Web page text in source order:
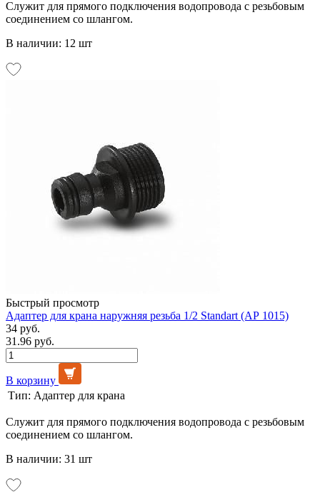
Служит для прямого подключения водопровода с резьбовым
соединением со шлангом.
В наличии: 12 шт
Быстрый просмотр
Адаптер для крана наружняя резьба 1/2 Standart (АР 1015)
34 руб.
31.96 руб.
В корзину
Тип: Адаптер для крана
Служит для прямого подключения водопровода с резьбовым
соединением со шлангом.
В наличии: 31 шт